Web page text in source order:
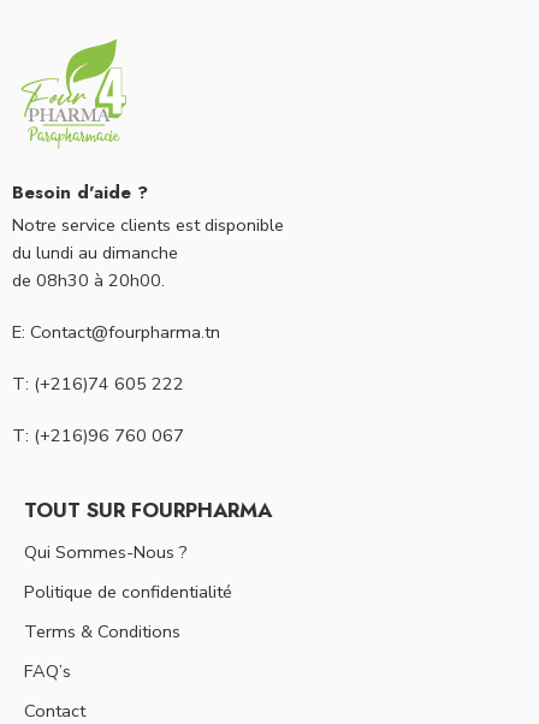
Besoin d'aide ?
Notre service clients est disponible
du lundi au dimanche
de 08h30 à 20h00.
E: Contact@fourpharma.tn
T: (+216)74 605 222
T: (+216)96 760 067
TOUT SUR FOURPHARMA
Qui Sommes-Nous ?
Politique de confidentialité
Terms & Conditions
FAQ’s
Contact